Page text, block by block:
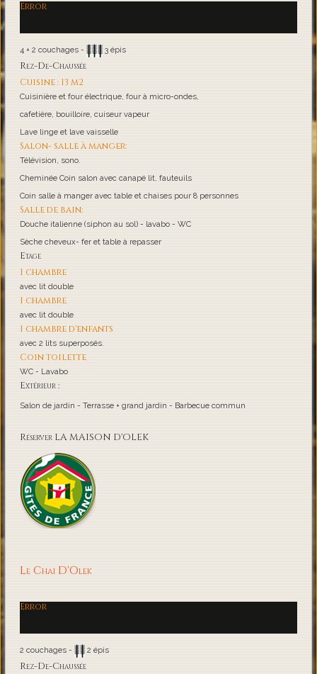
Error
4 + 2 couchages - 3 épis
Rez-De-Chaussée
Cuisine : 13 m2
Cuisinière et four électrique, four à micro-ondes,
cafetière, bouilloire, cuiseur vapeur
Lave linge et lave vaisselle
Salon- salle à manger:
Télévision, sono.
Cheminée Coin salon avec canapé lit, fauteuils
Coin salle à manger avec table et chaises pour 8 personnes
Salle de bain:
Douche italienne (siphon au sol) - lavabo - WC
Sèche cheveux- fer et table à repasser
Etage
1 chambre
avec lit double
1 chambre
avec lit double
1 chambre d'enfants
avec 2 lits superposés.
Coin toilette
WC - Lavabo
Extérieur :
Salon de jardin - Terrasse + grand jardin - Barbecue commun
Réserver LA MAISON D'OLEK
Le Chai D'Olek
Error
2 couchages - 2 épis
Rez-De-Chaussée